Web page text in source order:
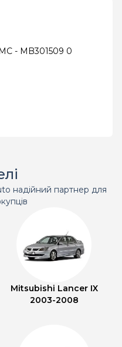
- MB301509 0
надійний партнер для
Mitsubishi Lancer IX
2003-2008